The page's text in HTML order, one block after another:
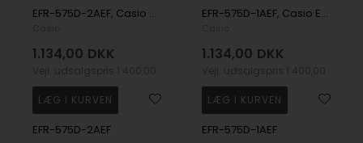
EFR-575D-2AEF, Casio Edifice EFR-575D-2AEF Quartz Herre m/lænke
1.134,00 DKK
EFR-575D-2AEF
EFR-575D-1AEF, Casio Edifice EFR-575D-1AEF Quartz Herre m/lænke
1.134,00 DKK
EFR-575D-1AEF